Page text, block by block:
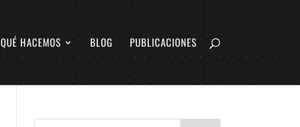
QUÉ HACEMOS BLOG PUBLICACIONES